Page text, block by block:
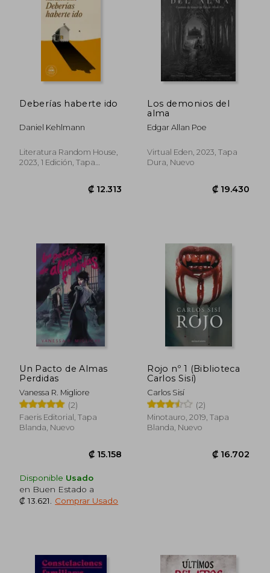
Deberías haberte ido
Daniel Kehlmann
Literatura Random House,
2023, 1 Edición, Tapa
Los demonios del
alma
Edgar Allan Poe
Virtual Eden, 2023, Tapa
Dura, Nuevo
Un Pacto de Almas
Perdidas
Vanessa R. Migliore
(2)
Faeris Editorial, Tapa
Blanda, Nuevo
Disponible Usado
en Buen Estado a
₡ 13.621
Comprar Usado
Rojo nº 1 (Biblioteca
Carlos Sisí)
Carlos Sisí
(2)
Minotauro, 2019, Tapa
Blanda, Nuevo